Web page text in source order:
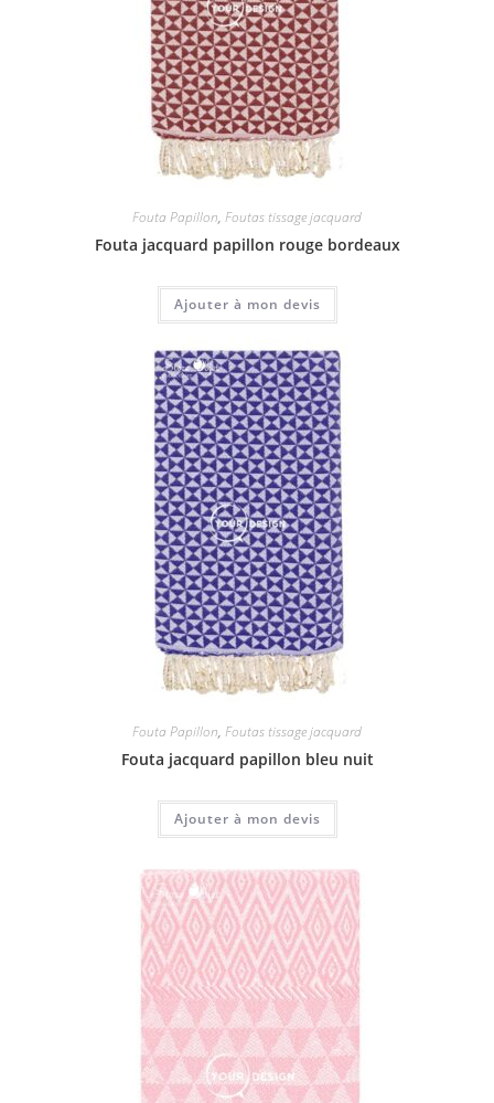
Fouta Papillon, Foutas tissage jacquard
Fouta jacquard papillon rouge bordeaux
Ajouter à mon devis
Fouta Papillon, Foutas tissage jacquard
Fouta jacquard papillon bleu nuit
Ajouter à mon devis